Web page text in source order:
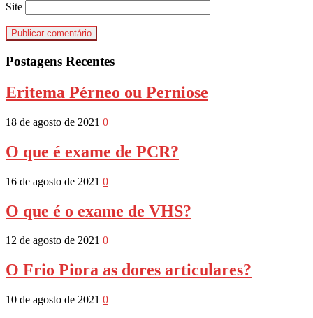
Site
Postagens Recentes
Eritema Pérneo ou Perniose
18 de agosto de 2021 0
O que é exame de PCR?
16 de agosto de 2021 0
O que é o exame de VHS?
12 de agosto de 2021 0
O Frio Piora as dores articulares?
10 de agosto de 2021 0